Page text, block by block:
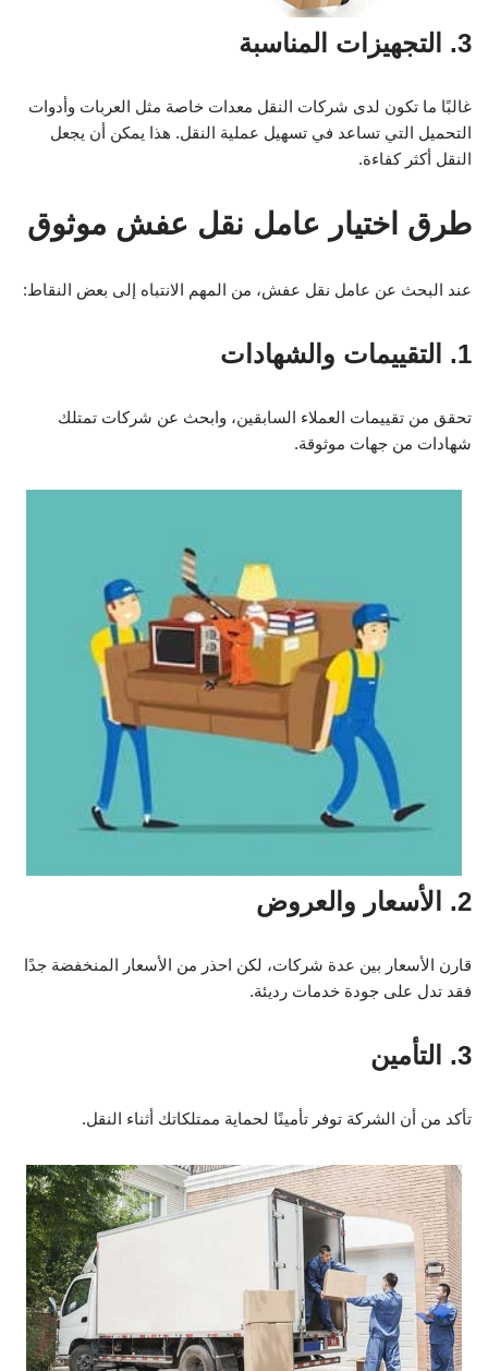
3. التجهيزات المناسبة
غالبًا ما تكون لدى شركات النقل معدات خاصة مثل العربات وأدوات
التحميل التي تساعد في تسهيل عملية النقل. هذا يمكن أن يجعل
النقل أكثر كفاءة.
طرق اختيار عامل نقل عفش موثوق
عند البحث عن عامل نقل عفش، من المهم الانتباه إلى بعض النقاط:
1. التقييمات والشهادات
تحقق من تقييمات العملاء السابقين، وابحث عن شركات تمتلك
شهادات من جهات موثوقة.
2. الأسعار والعروض
قارن الأسعار بين عدة شركات، لكن احذر من الأسعار المنخفضة جدًا
فقد تدل على جودة خدمات رديئة.
3. التأمين
تأكد من أن الشركة توفر تأمينًا لحماية ممتلكاتك أثناء النقل.